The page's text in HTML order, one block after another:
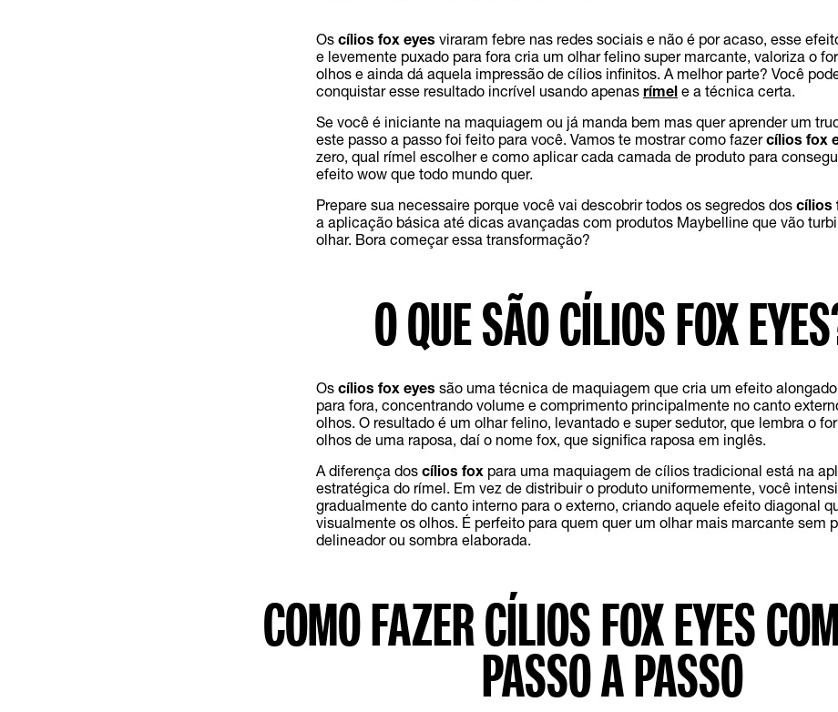
Os cílios fox eyes viraram febre nas redes sociais e não é por acaso, esse
e levemente puxado para fora cria um olhar felino super marcante, valoriza o
olhos e ainda dá aquela impressão de cílios infinitos. A melhor parte? Você
conquistar esse resultado incrível usando apenas rímel e a técnica certa.
Se você é iniciante na maquiagem ou já manda bem mas quer aprender um
este passo a passo foi feito para você. Vamos te mostrar como fazercílios fox
zero, qual rímel escolher e como aplicar cada camada de produto para
efeito wow que todo mundo quer.
Prepare sua necessaire porque você vai descobrir todos os segredos dos cílios
a aplicação básica até dicas avançadas com produtos Maybelline que vão
olhar. Bora começar essa transformação?
O QUE SÃO CÍLIOS FOX
Os cílios fox eyes são uma técnica de maquiagem que cria um efeito
para fora, concentrando volume e comprimento principalmente no canto
olhos. O resultado é um olhar felino, levantado e super sedutor, que lembra o
olhos de uma raposa, daí o nome fox, que significa raposa em inglês.
A diferença dos cílios fox para uma maquiagem de cílios tradicional está na
estratégica do rímel. Em vez de distribuir o produto uniformemente, você
gradualmente do canto interno para o externo, criando aquele efeito diagonal
visualmente os olhos. É perfeito para quem quer um olhar mais marcante sem
delineador ou sombra elaborada.
COMO FAZER CÍLIOS FOX EYES
PASSO A PASSO